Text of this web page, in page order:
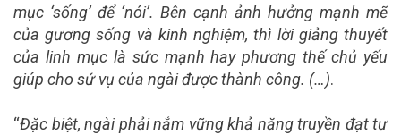
mục ‘sống’ để ‘nói’. Bên cạnh ảnh hưởng mạnh mẽ
của gương sống và kinh nghiệm, thì lời giảng thuyết
của linh mục là sức mạnh hay phương thế chủ yếu
giúp cho sứ vụ của ngài được thành công. (…).
“Đặc biệt, ngài phải nắm vững khả năng truyền đạt tư